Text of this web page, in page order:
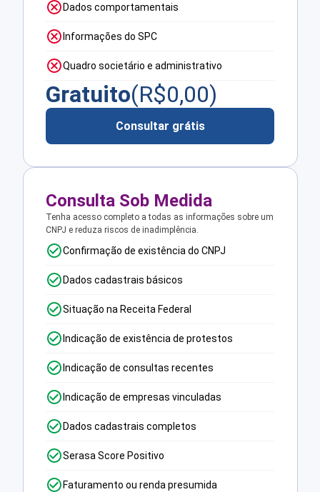
Dados comportamentais
Informações do SPC
Quadro societário e administrativo
Gratuito(R$0,00)
Consultar grátis
Consulta Sob Medida
Tenha acesso completo a todas as informações sobre um
CNPJ e reduza riscos de inadimplência.
Confirmação de existência do CNPJ
Dados cadastrais básicos
Situação na Receita Federal
Indicação de existência de protestos
Indicação de consultas recentes
Indicação de empresas vinculadas
Dados cadastrais completos
Serasa Score Positivo
Faturamento ou renda presumida